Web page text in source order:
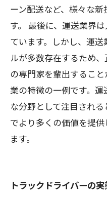
ーン配送など、様々な
す。 最後に、運送業界
ています。しかし、運
ルが多数存在するため
の専門家を輩出するこ
業の特徴の一例です。
な分野として注目され
でより多くの価値を提
ます。
トラックドライバーの実